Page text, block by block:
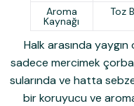
Aroma
Kaynağı
Toz
Halk arasında yaygın
sadece mercimek
sularında ve hatta
bir koruyucu ve